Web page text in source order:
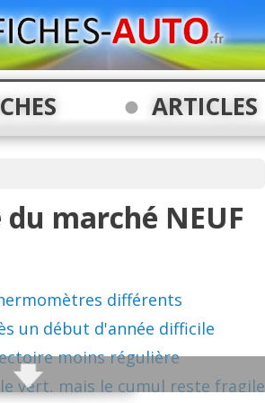
ARTICLES
marché NEUF
différents
un début d'année difficile
moins régulière
vert, mais le cumul reste fragile